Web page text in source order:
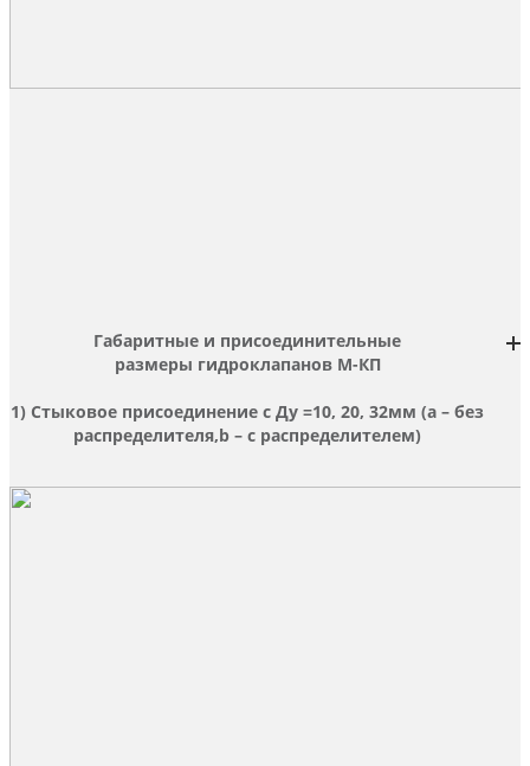
Габаритные и присоединительные
размеры гидроклапанов М-КП
1) Стыковое присоединение с Ду =10, 20, 32мм (а – без
распределителя,b – с распределителем)